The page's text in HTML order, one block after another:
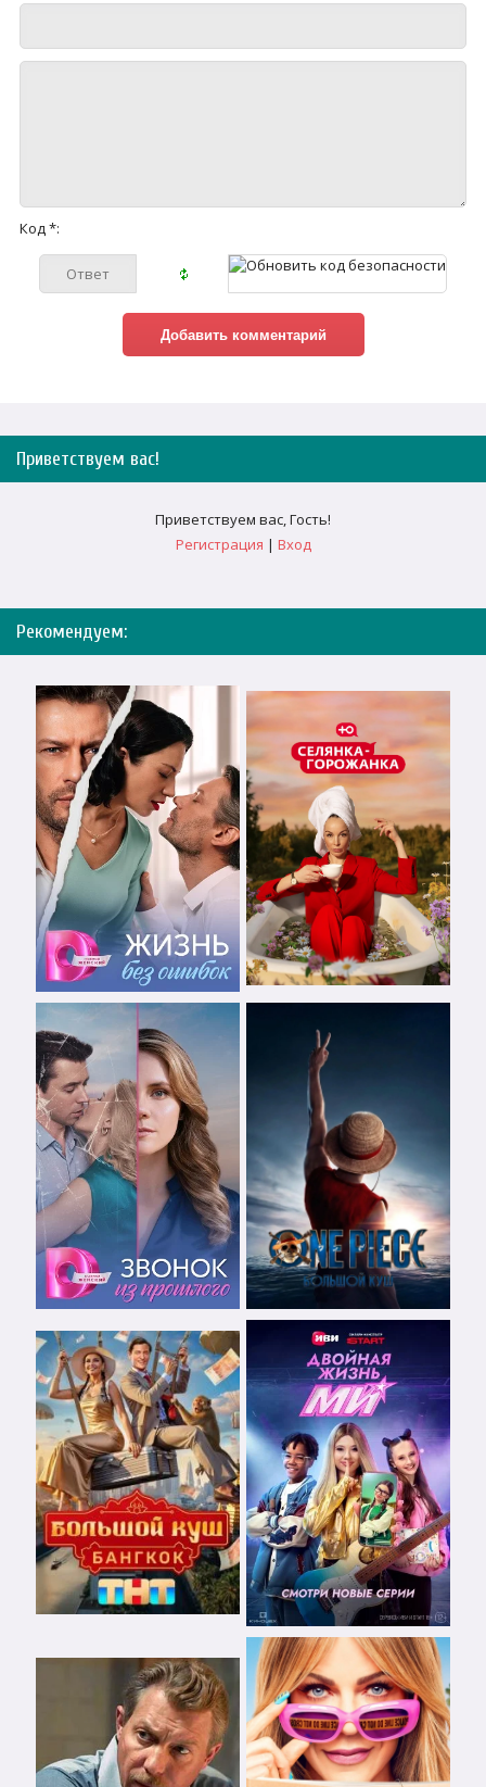
Код *:
Приветствуем вас!
Приветствуем вас,Гость!
Регистрация | Вход
Рекомендуем: